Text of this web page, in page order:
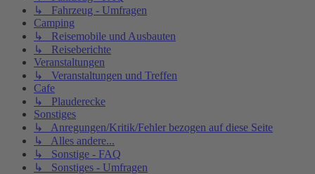
↳ Fahrzeug - Umfragen
Camping
↳ Reisemobile und Ausbauten
↳ Reiseberichte
Veranstaltungen
↳ Veranstaltungen und Treffen
Cafe
↳ Plauderecke
Sonstiges
↳ Anregungen/Kritik/Fehler bezogen auf diese Seite
↳ Alles andere...
↳ Sonstige - FAQ
↳ Sonstiges - Umfragen